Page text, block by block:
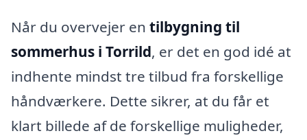
Når du overvejer en tilbygning til
sommerhus i Torrild, er det en god idé at
indhente mindst tre tilbud fra forskellige
håndværkere. Dette sikrer, at du får et
klart billede af de forskellige muligheder,